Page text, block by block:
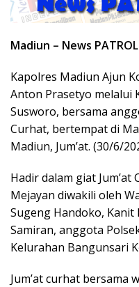
Madiun – News
Kapolres Madiun Ajun
Anton Prasetyo melalui
Susworo, bersama
Curhat, bertempat di
Madiun, Jum’at. (30/6/
Hadir dalam giat
Mejayan diwakili oleh
Sugeng Handoko, Kanit
Samiran, anggota
Kelurahan Bangunsari
Jum’at curhat bersama